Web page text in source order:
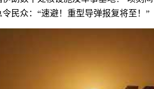
民众：“速避！重型导弹报复将至！”